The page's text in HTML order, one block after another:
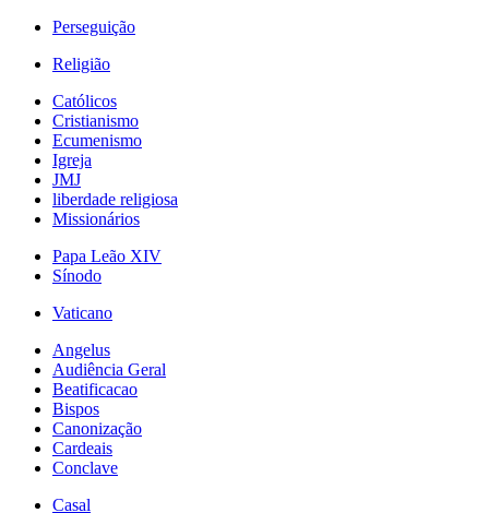
Perseguição
Religião
Católicos
Cristianismo
Ecumenismo
Igreja
JMJ
liberdade religiosa
Missionários
Papa Leão XIV
Sínodo
Vaticano
Angelus
Audiência Geral
Beatificacao
Bispos
Canonização
Cardeais
Conclave
Casal